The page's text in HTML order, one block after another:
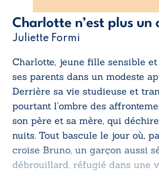
Charlotte n’est plus un
Juliette Formi
Charlotte, jeune fille sensible
ses parents dans un modeste
Derrière sa vie studieuse et
pourtant l’ombre des
son père et sa mère, qui
nuits. Tout bascule le jour où,
croise Bruno, un garçon aussi
débrouillard, réfugié dans une